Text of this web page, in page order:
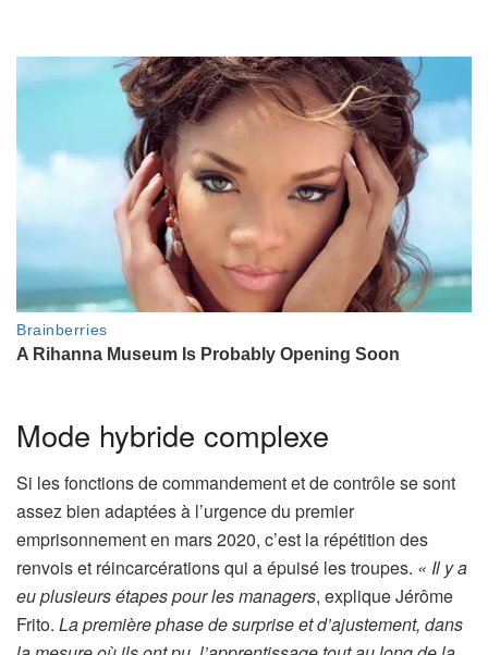
Mode hybride complexe
Si les fonctions de commandement et de contrôle se sont
assez bien adaptées à l’urgence du premier
emprisonnement en mars 2020, c’est la répétition des
renvois et réincarcérations qui a épuisé les troupes. « Il y a
eu plusieurs étapes pour les managers, explique Jérôme
Frito. La première phase de surprise et d’ajustement, dans